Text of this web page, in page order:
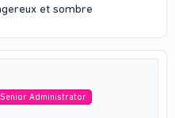
et sombre
Senior Administrator